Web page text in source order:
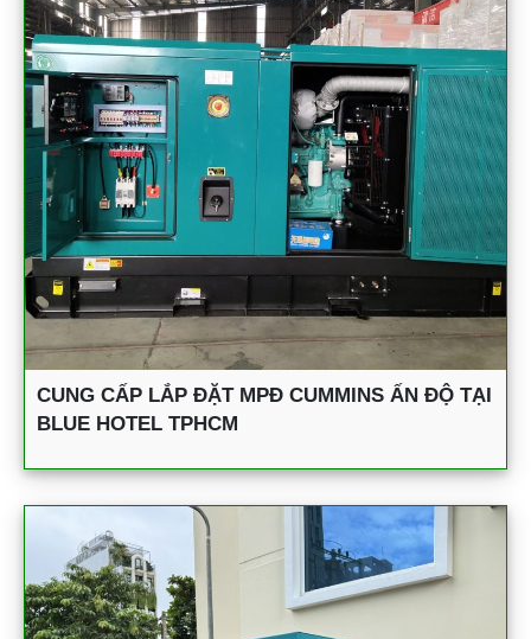
CUNG CẤP LẮP ĐẶT MPĐ CUMMINS ẤN ĐỘ TẠI
BLUE HOTEL TPHCM